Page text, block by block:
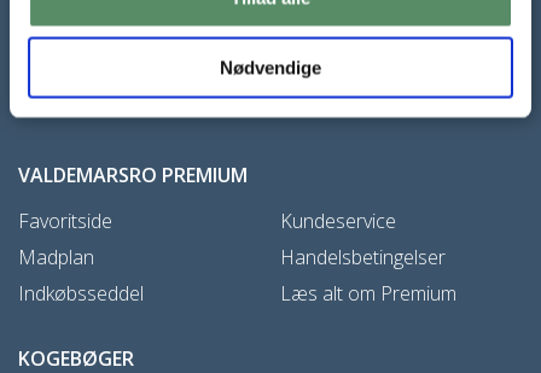
Nødvendige
tilbage,læs mere her
VALDEMARSRO PREMIUM
Favoritside
Madplan
Indkøbsseddel
Kundeservice
Handelsbetingelser
Læs alt om Premium
KOGEBØGER